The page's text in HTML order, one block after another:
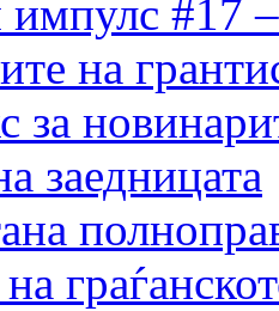
импулс #17
на
за
заедницата
на